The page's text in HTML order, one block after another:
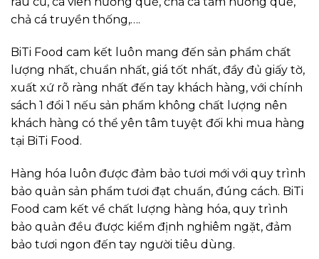
chả cá truyền thống,….
BiTi Food cam kết luôn mang đến sản phẩm chất
lượng nhất, chuẩn nhất, giá tốt nhất, đầy đủ giấy tờ,
xuất xứ rõ ràng nhất đến tay khách hàng, với chính
sách 1 đổi 1 nếu sản phẩm không chất lượng nên
khách hàng có thể yên tâm tuyệt đối khi mua hàng
tại BiTi Food.
Hàng hóa luôn được đảm bảo tươi mới với quy trình
bảo quản sản phẩm tươi đạt chuẩn, đúng cách. BiTi
Food cam kết về chất lượng hàng hóa, quy trình
bảo quản đều được kiểm định nghiêm ngặt, đảm
bảo tươi ngon đến tay người tiêu dùng.